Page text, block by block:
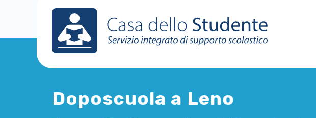
Doposcuola a Leno